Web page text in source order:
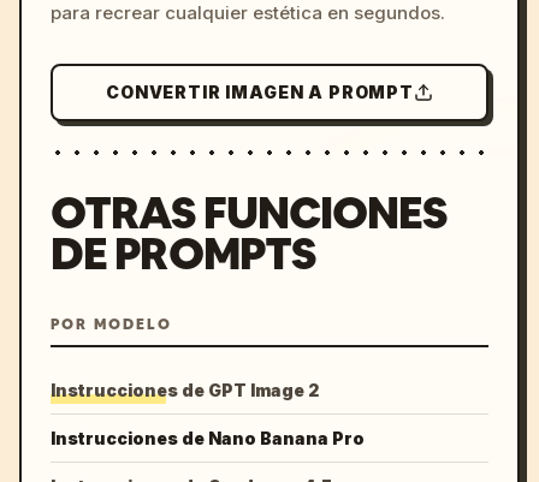
para recrear cualquier estética en segundos.
CONVERTIR IMAGEN A PROMPT
OTRAS FUNCIONES
DE PROMPTS
POR MODELO
Instrucciones de GPT Image 2
Instrucciones de Nano Banana Pro